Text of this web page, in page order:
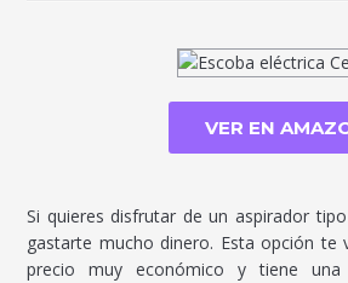
VER EN
Si quieres disfrutar de un aspirador
gastarte mucho dinero. Esta opción te
precio muy económico y tiene una